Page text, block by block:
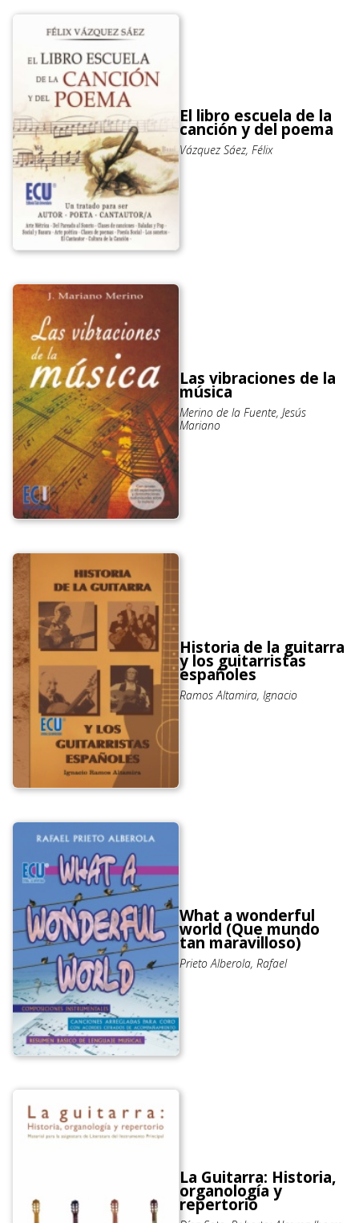
El libro escuela de la
canción y del poema
Vázquez Sáez, Félix
Las vibraciones de la
música
Merino de la Fuente, Jesús
Mariano
Historia de la guitarra
y los guitarristas
españoles
Ramos Altamira, Ignacio
What a wonderful
world (Que mundo
tan maravilloso)
Prieto Alberola, Rafael
La Guitarra: Historia,
organología y
repertorio